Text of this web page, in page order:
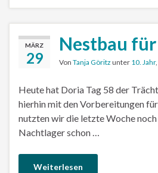
MÄRZ
29
Nestbau
Von Tanja Göritz unter 10. Jahr,
Heute hat Doria Tag 58 der
hierhin mit den Vorbereitungen
nutzten wir die letzte Woche
Nachtlager schon …
Weiterlesen